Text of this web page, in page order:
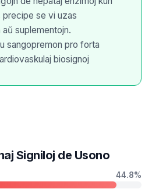
precipe se vi uzas
suplementojn.
sangopremon pro forta
biosignoj
Signiloj de Usono
44.8%